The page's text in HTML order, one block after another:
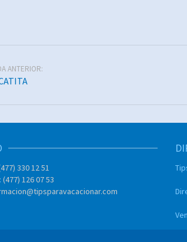
ANTERIOR:
330 12 51
(477) 126 07 53